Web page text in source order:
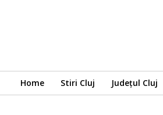
Home Stiri Cluj Județul Cluj